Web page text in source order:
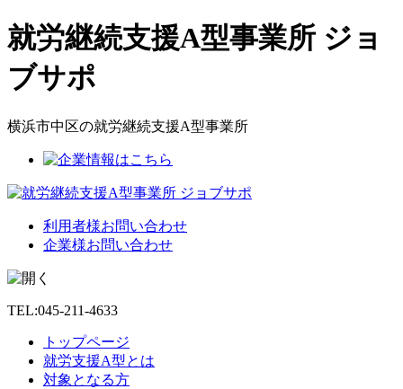
就労継続支援A型事業所 ジョ
ブサポ
横浜市中区の就労継続支援A型事業所
利用者様お問い合わせ
企業様お問い合わせ
TEL:045-211-4633
トップページ
就労支援A型とは
対象となる方